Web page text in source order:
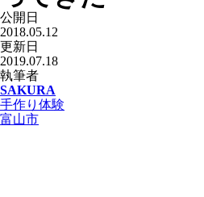
公開日
2018.05.12
更新日
2019.07.18
執筆者
SAKURA
手作り体験
富山市